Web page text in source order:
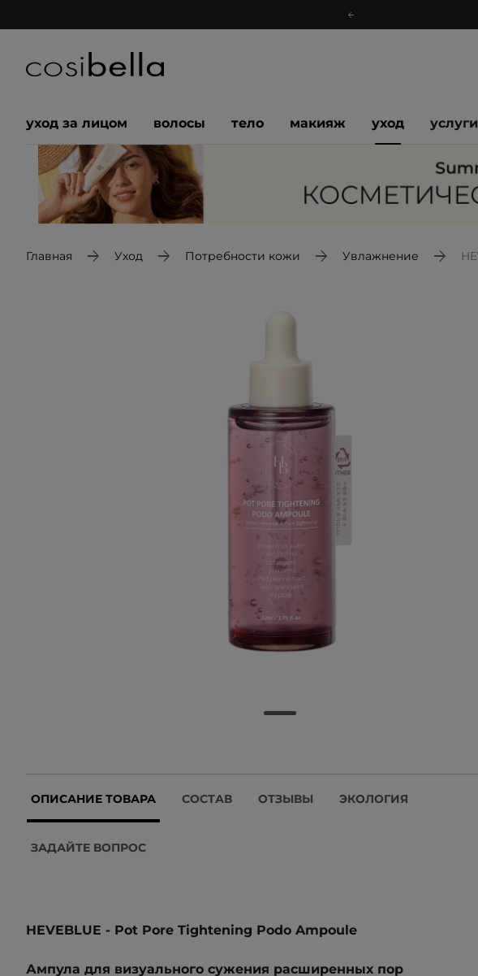
уход за лицом волосы тело макияж уход услуги
Главная Уход Потребности кожи Увлажнение
ОПИСАНИЕ ТОВАРА СОСТАВ ОТЗЫВЫ ЭКОЛОГИЯ
ЗАДАЙТЕ ВОПРОС
HEVEBLUE - Pot Pore Tightening Podo Ampoule
Ампула для визуального сужения расширенных пор